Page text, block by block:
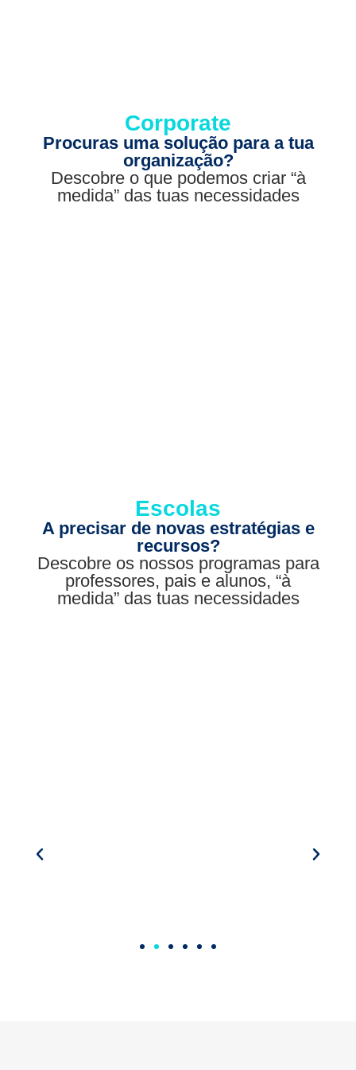
Corporate
Procuras uma solução para a tua
organização?
Descobre o que podemos criar “à
medida” das tuas necessidades
Escolas
A precisar de novas estratégias e
recursos?
Descobre os nossos programas para
professores, pais e alunos, “à
medida” das tuas necessidades